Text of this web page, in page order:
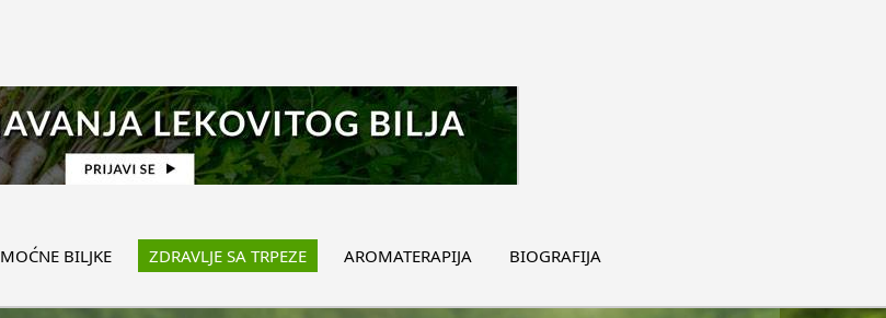
MOĆNE BILJKE ZDRAVLJE SA TRPEZE AROMATERAPIJA BIOGRAFIJA